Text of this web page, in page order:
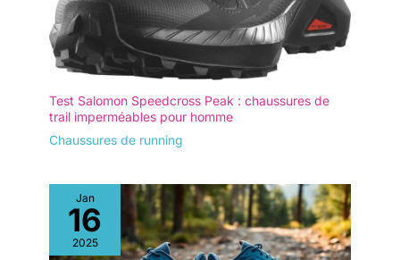
Test Salomon Speedcross Peak : chaussures de
trail imperméables pour homme
Chaussures de running
Jan
16
2025